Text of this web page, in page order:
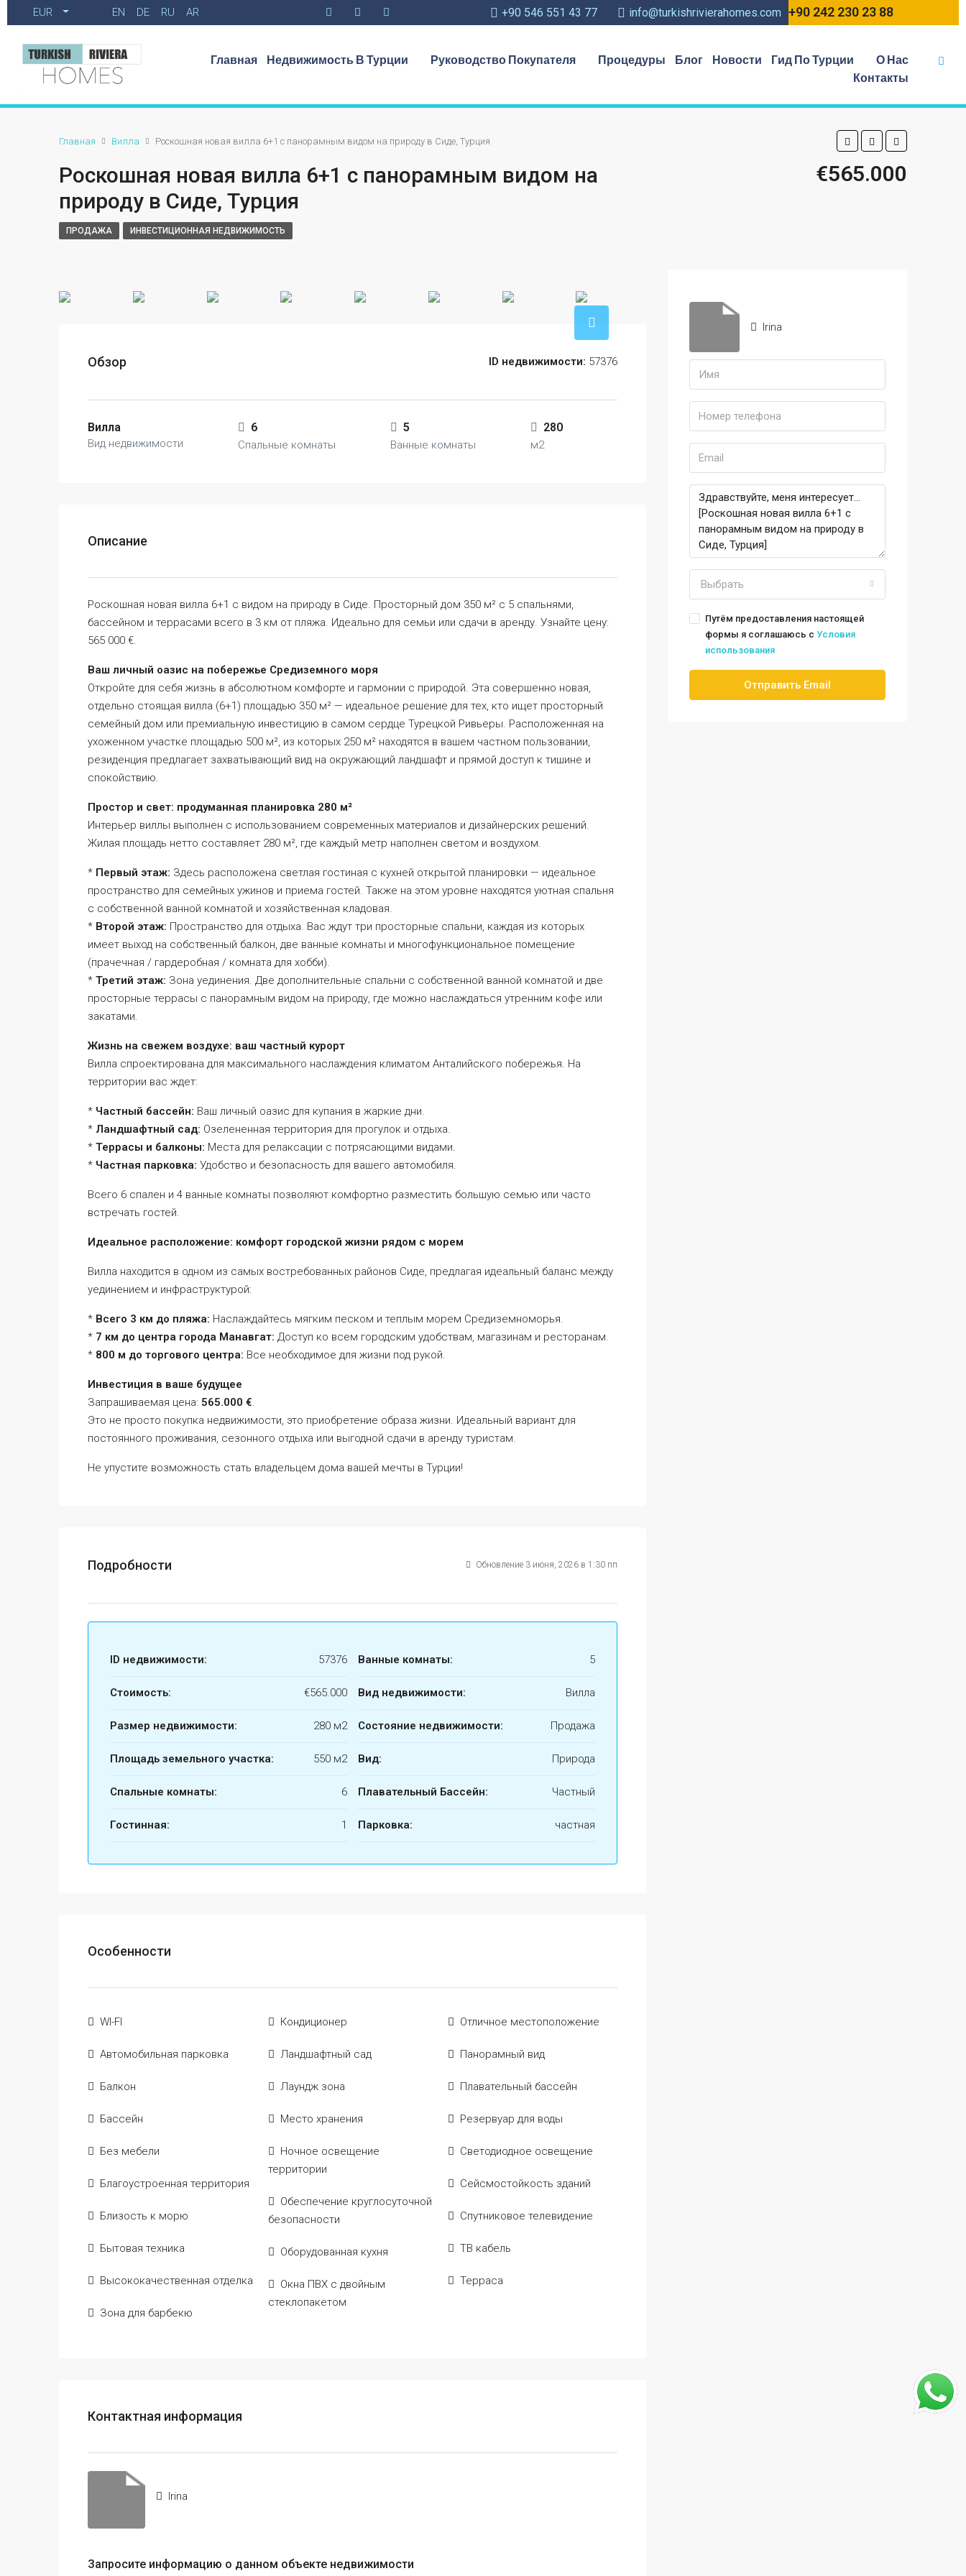
EUR EN DE RU AR +90 546 551 43 77 info@turkishrivierahomes.com +90 242 230 23 88
Главная Недвижимость В Турции Руководство Покупателя Процедуры Блог Новости Гид По Турции
О Нас
Контакты
Главная Вилла Роскошная новая вилла 6+1 с панорамным видом на природу в Сиде, Турция
Роскошная новая вилла 6+1 с панорамным видом на
природу в Сиде, Турция
€565.000
ПРОДАЖА ИНВЕСТИЦИОННАЯ НЕДВИЖИМОСТЬ
Обзор ID недвижимости: 57376
Вилла
Вид недвижимости
6
Спальные комнаты
5
Ванные комнаты
280
м2
Описание
Роскошная новая вилла 6+1 с видом на природу в Сиде. Просторный дом 350 м² с 5 спальнями,
бассейном и террасами всего в 3 км от пляжа. Идеально для семьи или сдачи в аренду. Узнайте цену:
565 000 €.
Ваш личный оазис на побережье Средиземного моря
Откройте для себя жизнь в абсолютном комфорте и гармонии с природой. Эта совершенно новая,
отдельно стоящая вилла (6+1) площадью 350 м² — идеальное решение для тех, кто ищет просторный
семейный дом или премиальную инвестицию в самом сердце Турецкой Ривьеры. Расположенная на
ухоженном участке площадью 500 м², из которых 250 м² находятся в вашем частном пользовании,
резиденция предлагает захватывающий вид на окружающий ландшафт и прямой доступ к тишине и
спокойствию.
Простор и свет: продуманная планировка 280 м²
Интерьер виллы выполнен с использованием современных материалов и дизайнерских решений.
Жилая площадь нетто составляет 280 м², где каждый метр наполнен светом и воздухом.
* Первый этаж: Здесь расположена светлая гостиная с кухней открытой планировки — идеальное
пространство для семейных ужинов и приема гостей. Также на этом уровне находятся уютная спальня
с собственной ванной комнатой и хозяйственная кладовая.
* Второй этаж: Пространство для отдыха. Вас ждут три просторные спальни, каждая из которых
имеет выход на собственный балкон, две ванные комнаты и многофункциональное помещение
(прачечная / гардеробная / комната для хобби).
* Третий этаж: Зона уединения. Две дополнительные спальни с собственной ванной комнатой и две
просторные террасы с панорамным видом на природу, где можно наслаждаться утренним кофе или
закатами.
Жизнь на свежем воздухе: ваш частный курорт
Вилла спроектирована для максимального наслаждения климатом Анталийского побережья. На
территории вас ждет:
* Частный бассейн: Ваш личный оазис для купания в жаркие дни.
* Ландшафтный сад: Озелененная территория для прогулок и отдыха.
* Террасы и балконы: Места для релаксации с потрясающими видами.
* Частная парковка: Удобство и безопасность для вашего автомобиля.
Всего 6 спален и 4 ванные комнаты позволяют комфортно разместить большую семью или часто
встречать гостей.
Идеальное расположение: комфорт городской жизни рядом с морем
Вилла находится в одном из самых востребованных районов Сиде, предлагая идеальный баланс между
уединением и инфраструктурой:
* Всего 3 км до пляжа: Наслаждайтесь мягким песком и теплым морем Средиземноморья.
* 7 км до центра города Манавгат: Доступ ко всем городским удобствам, магазинам и ресторанам.
* 800 м до торгового центра: Все необходимое для жизни под рукой.
Инвестиция в ваше будущее
Запрашиваемая цена: 565.000 €.
Это не просто покупка недвижимости, это приобретение образа жизни. Идеальный вариант для
постоянного проживания, сезонного отдыха или выгодной сдачи в аренду туристам.
Не упустите возможность стать владельцем дома вашей мечты в Турции!
Подробности Обновление 3 июня, 2026 в 1:30 пп
ID недвижимости: 57376
Стоимость: €565.000
Размер недвижимости: 280 м2
Площадь земельного участка: 550 м2
Спальные комнаты: 6
Гостинная: 1
Ванные комнаты: 5
Вид недвижимости: Вилла
Состояние недвижимости: Продажа
Вид: Природа
Плавательный Бассейн: Частный
Парковка: частная
Особенности
WI-FI
Автомобильная парковка
Балкон
Бассейн
Без мебели
Благоустроенная территория
Близость к морю
Бытовая техника
Высококачественная отделка
Зона для барбекю
Кондиционер
Ландшафтный сад
Лаундж зона
Место хранения
Ночное освещение
территории
Обеспечение круглосуточной
безопасности
Оборудованная кухня
Окна ПВХ с двойным
стеклопакетом
Отличное местоположение
Панорамный вид
Плавательный бассейн
Резервуар для воды
Светодиодное освещение
Сейсмостойкость зданий
Спутниковое телевидение
ТВ кабель
Терраса
Контактная информация
Irina
Запросите информацию о данном объекте недвижимости
Irina
Выбрать
Путём предоставления настоящей
формы я соглашаюсь с Условия
использования
Отправить Email